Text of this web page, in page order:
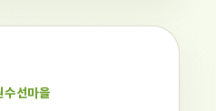
수선마을